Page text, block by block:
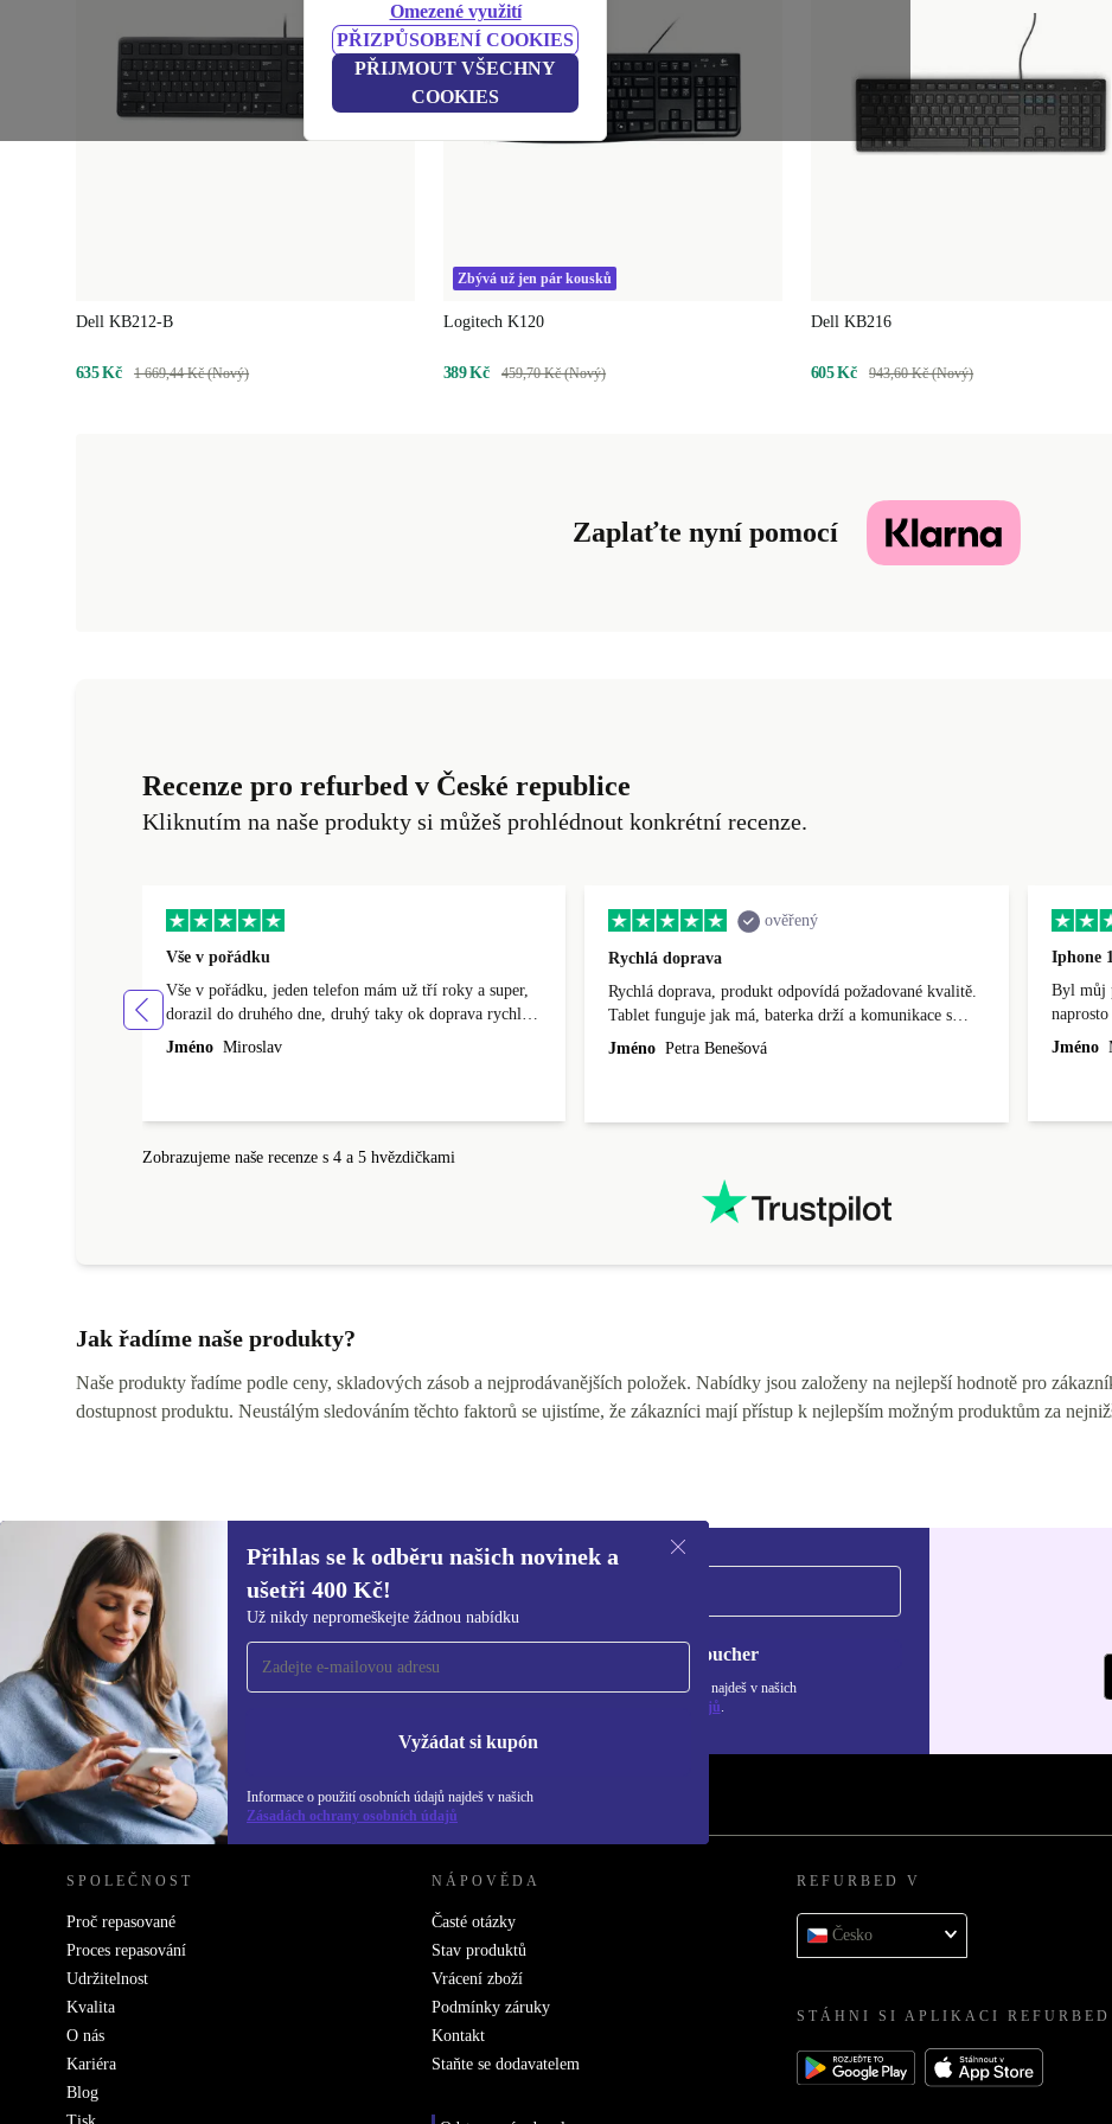
Omezené využití
PŘIZPŮSOBENÍ COOKIES
PŘIJMOUT VŠECHNY
COOKIES
Dell KB212-B
635 Kč 1 669,44 Kč (Nový)
Zbývá už jen pár kousků
Logitech K120
389 Kč 459,70 Kč (Nový)
Dell KB216
605 Kč 943,60 Kč (Nový)
Zaplaťte nyní pomocí
Recenze pro refurbed v České republice
Kliknutím na naše produkty si můžeš prohlédnout konkrétní recenze.
Vše v pořádku
Vše v pořádku, jeden telefon mám už tří roky a super,
dorazil do druhého dne, druhý taky ok doprava rychlá
do dvou dnů.
Jméno Miroslav
ověřený
Rychlá doprava
Rychlá doprava, produkt odpovídá požadované kvalitě.
Tablet funguje jak má, baterka drží a komunikace s
firmou skvělá. Nezobrazoval se mi stav odeslání
Jméno Petra Benešová
Iphone
Byl můj
Jméno
Zobrazujeme naše recenze s 4 a 5 hvězdičkami
Jak řadíme naše produkty?
Naše produkty řadíme podle ceny, skladových zásob a nejprodávanějších položek. Nabídky jsou založeny na nejlepší hodnotě pro
dostupnost produktu. Neustálým sledováním těchto faktorů se ujistíme, že zákazníci mají přístup k nejlepším možným produktům za
Přihlas se k odběru našich novinek a
ušetři 400 Kč!
Už nikdy nepromeškejte žádnou nabídku
Vyžádat si kupón
Informace o použití osobních údajů najdeš v našich
Zásadách ochrany osobních údajů
Přihlas se k odběru našich novinek a
ušetři 400 Kč!
Už nikdy nepromeškej žádnou nabídku.
Chci voucher
Informace o použití osobních údajů najdeš v našich
Zásadách ochrany osobních údajů.
REFURBED ČESKO - RETHINK NEW.
SPOLEČNOST
Proč repasované
Proces repasování
Udržitelnost
Kvalita
O nás
Kariéra
Blog
NÁPOVĚDA
Časté otázky
Stav produktů
Vrácení zboží
Podmínky záruky
Kontakt
Staňte se dodavatelem
REFURBED V
Česko
STÁHNI SI APLIKACI REFURBED